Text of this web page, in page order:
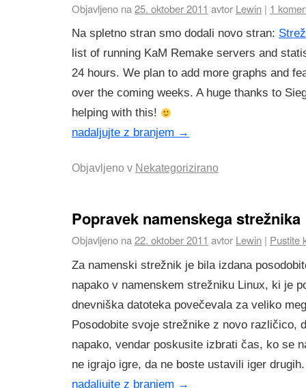
Objavljeno na25. oktober 2011 avtor Lewin | 1
Na spletno stran smo dodali novo stran:
list of running KaM Remake servers and
24 hours. We plan to add more graphs and
over the coming weeks. A huge thanks to
helping with this!
nadaljujte z branjem →
Objavljeno v Nekategorizirano
Popravek namenskega strežnika
Objavljeno na22. oktober 2011 avtor Lewin | Pustite
Za namenski strežnik je bila izdana
napako v namenskem strežniku Linux, ki je
dnevniška datoteka povečevala za veliko
Posodobite svoje strežnike z novo različico,
napako, vendar poskusite izbrati čas, ko se
ne igrajo igre, da ne boste ustavili iger drugih.
nadaljujte z branjem →